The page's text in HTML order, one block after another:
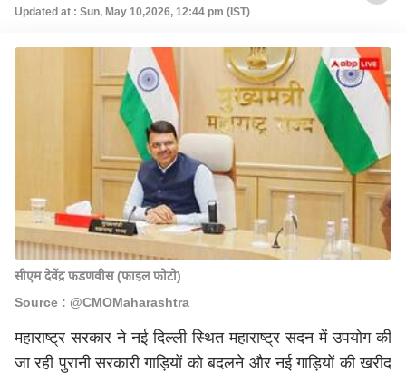
Updated at : Sun, May 10,2026, 12:44 pm (IST)
सीएम देवेंद्र फडणवीस (फाइल फोटो)
Source : @CMOMaharashtra
महाराष्ट्र सरकार ने नई दिल्ली स्थित महाराष्ट्र सदन में उपयोग की
जा रही पुरानी सरकारी गाड़ियों को बदलने और नई गाड़ियों की खरीद